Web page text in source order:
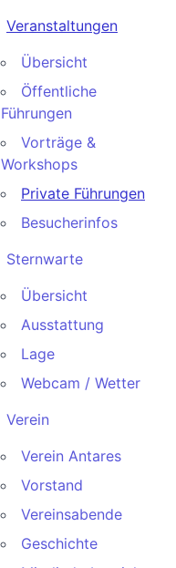
Veranstaltungen
Übersicht
Öffentliche
Führungen
Vorträge &
Workshops
Private Führungen
Besucherinfos
Sternwarte
Übersicht
Ausstattung
Lage
Webcam / Wetter
Verein
Verein Antares
Vorstand
Vereinsabende
Geschichte